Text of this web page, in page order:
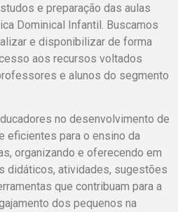
e preparação das aulas
Dominical Infantil. Buscamos
e disponibilizar de forma
aos recursos voltados
e alunos do segmento
no desenvolvimento de
eficientes para o ensino da
organizando e oferecendo em
didáticos, atividades, sugestões
que contribuam para a
dos pequenos na